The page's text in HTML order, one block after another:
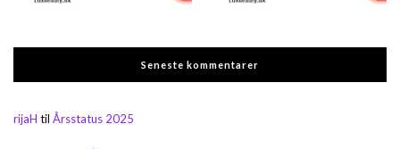
Seneste kommentarer
rijaH til Årsstatus 2025